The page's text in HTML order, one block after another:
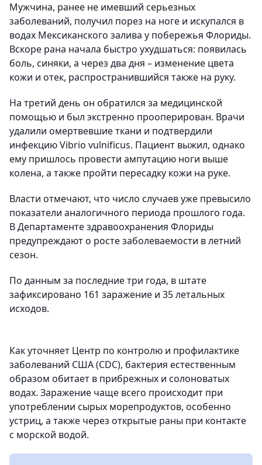
Мужчина, ранее не имевший серьезных
заболеваний, получил порез на ноге и искупался в
водах Мексиканского залива у побережья Флориды.
Вскоре рана начала быстро ухудшаться: появилась
боль, синяки, а через два дня – изменение цвета
кожи и отек, распространившийся также на руку.
На третий день он обратился за медицинской
помощью и был экстренно прооперирован. Врачи
удалили омертвевшие ткани и подтвердили
инфекцию Vibrio vulnificus. Пациент выжил, однако
ему пришлось провести ампутацию ноги выше
колена, а также пройти пересадку кожи на руке.
Власти отмечают, что число случаев уже превысило
показатели аналогичного периода прошлого года.
В Департаменте здравоохранения Флориды
предупреждают о росте заболеваемости в летний
сезон.
По данным за последние три года, в штате
зафиксировано 161 заражение и 35 летальных
исходов.
Как уточняет Центр по контролю и профилактике
заболеваний США (CDC), бактерия естественным
образом обитает в прибрежных и солоноватых
водах. Заражение чаще всего происходит при
употреблении сырых морепродуктов, особенно
устриц, а также через открытые раны при контакте
с морской водой.